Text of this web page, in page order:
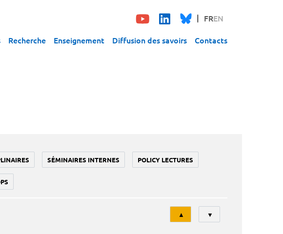
FREN
Recherche Enseignement Diffusion des savoirs Contacts
SÉMINAIRES INTERNES POLICY LECTURES
Tri
▲ ▼